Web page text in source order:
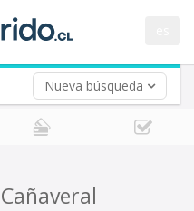
Nueva búsqueda